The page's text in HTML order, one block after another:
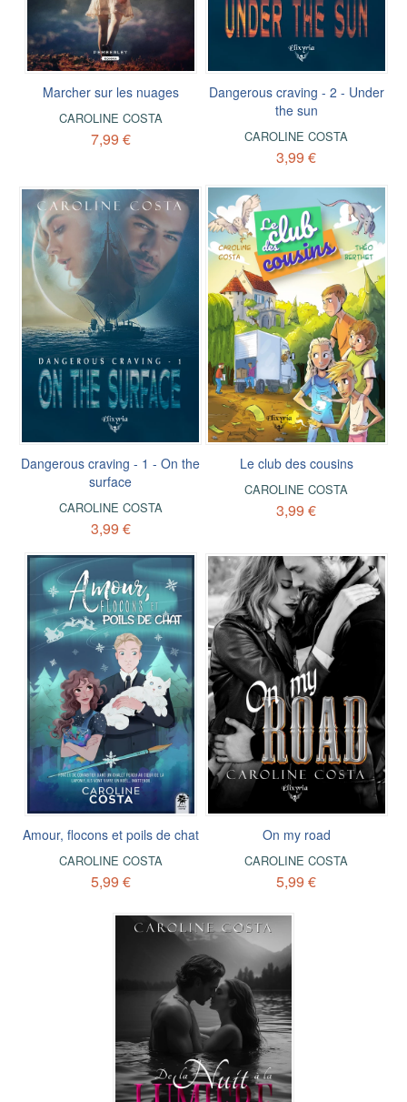
Marcher sur les nuages
CAROLINE COSTA
7,99 €
Dangerous craving - 2 - Under
the sun
CAROLINE COSTA
3,99 €
Dangerous craving - 1 - On the
surface
CAROLINE COSTA
3,99 €
Le club des cousins
CAROLINE COSTA
3,99 €
Amour, flocons et poils de chat
CAROLINE COSTA
5,99 €
On my road
CAROLINE COSTA
5,99 €